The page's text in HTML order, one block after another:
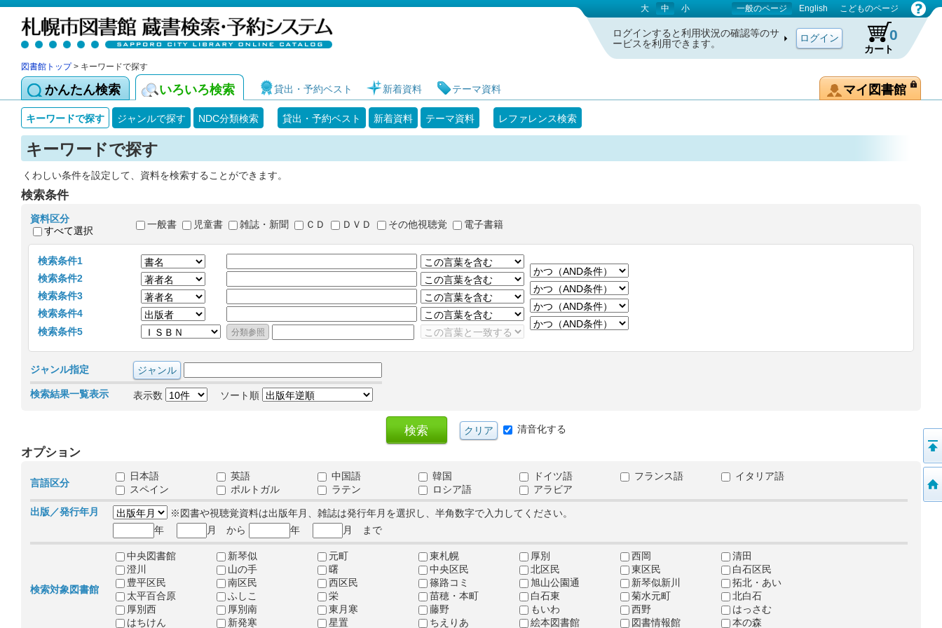
札幌市図書館 蔵書検索・予約システム 大 中 小 一般のページ English こどものページ
ログインすると利用状況の確認等のサ
ービスを利用できます。
カート
0
図書館トップ> キーワードで探す
かんたん検索 いろいろ検索 貸出・予約ベスト 新着資料 テーマ資料 マイ図書館
キーワードで探す ジャンルで探す NDC分類検索 貸出・予約ベスト 新着資料 テーマ資料 レファレンス検索
キーワードで探す
くわしい条件を設定して、資料を検索することができます。
検索条件
資料区分
すべて選択
一般書 児童書 雑誌・新聞 ＣＤ ＤＶＤ その他視聴覚 電子書籍
検索条件1
検索条件2
検索条件3
検索条件4
検索条件5
ジャンル指定
検索結果一覧表示 表示数 ソート順
清音化する
オプション
言語区分
日本語 英語 中国語 韓国 ドイツ語 フランス語
イタリア語
スペイン
ポルトガル ラテン ロシア語
アラビア
出版／発行年月
※図書や視聴覚資料は出版年月、雑誌は発行年月を選択し、半角数字で入力してください。
年
月 から 年 月 まで
検索対象図書館
中央図書館 新琴似 元町 東札幌 厚別 西岡
清田
澄川
山の手 曙 中央区民 北区民 東区民
白石区民
豊平区民
南区民 西区民 篠路コミ 旭山公園通 新琴似新川
拓北・あい
太平百合原
ふしこ 栄 苗穂・本町 白石東 菊水元町
北白石
厚別西
厚別南 東月寒 藤野 もいわ 西野
はっさむ
はちけん
新発寒 星置 ちえりあ 絵本図書館 図書情報館 本の森